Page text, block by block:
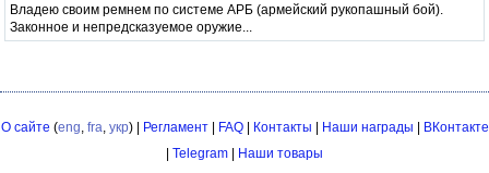
Владею своим ремнем по системе АРБ (армейский рукопашный бой).
Законное и непредсказуемое оружие...
О сайте (eng, fra, укр) | Регламент| FAQ| Контакты | Наши награды | ВКонтакте
| Telegram | Наши товары